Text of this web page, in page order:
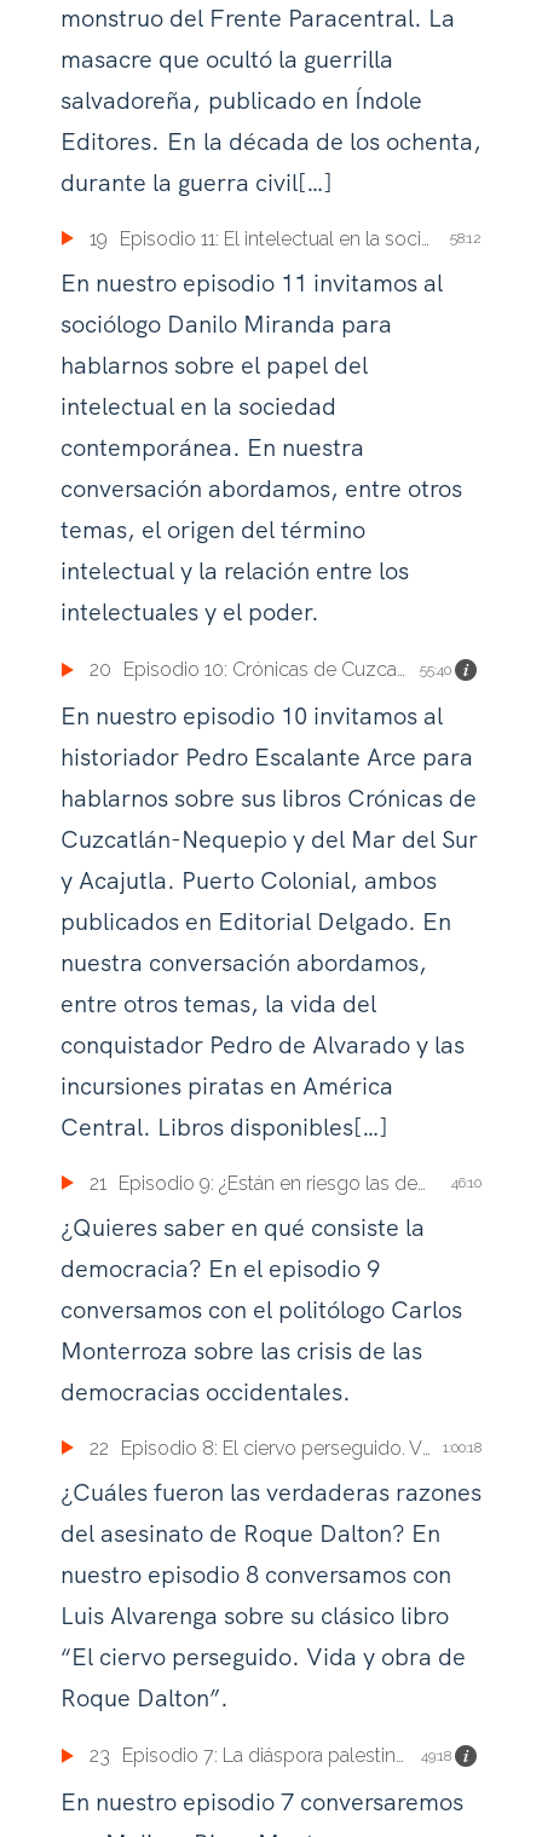
monstruo del Frente Paracentral. La
masacre que ocultó la guerrilla
salvadoreña, publicado en Índole
Editores. En la década de los ochenta,
durante la guerra civil[…]
19 58:12
En nuestro episodio 11 invitamos al
sociólogo Danilo Miranda para
hablarnos sobre el papel del
intelectual en la sociedad
contemporánea. En nuestra
conversación abordamos, entre otros
temas, el origen del término
intelectual y la relación entre los
intelectuales y el poder.
20 Episodio 10: Crónicas de Cuzcatlán-Nequepio y del Mar del Sur 55:40
En nuestro episodio 10 invitamos al
historiador Pedro Escalante Arce para
hablarnos sobre sus libros Crónicas de
Cuzcatlán-Nequepio y del Mar del Sur
y Acajutla. Puerto Colonial, ambos
publicados en Editorial Delgado. En
nuestra conversación abordamos,
entre otros temas, la vida del
conquistador Pedro de Alvarado y las
incursiones piratas en América
Central. Libros disponibles[…]
21 46:10
¿Quieres saber en qué consiste la
democracia? En el episodio 9
conversamos con el politólogo Carlos
Monterroza sobre las crisis de las
democracias occidentales.
22 1:00:18
¿Cuáles fueron las verdaderas razones
del asesinato de Roque Dalton? En
nuestro episodio 8 conversamos con
Luis Alvarenga sobre su clásico libro
“El ciervo perseguido. Vida y obra de
Roque Dalton”.
23 Episodio 7: La diáspora palestina en El Salvador. 49:18
En nuestro episodio 7 conversaremos